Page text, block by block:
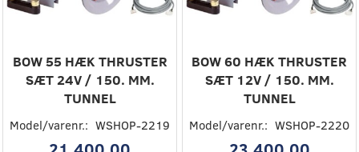
BOW 55 HÆK THRUSTER
SÆT 24V / 150. MM.
TUNNEL
Model/varenr.: WSHOP-2219
BOW 60 HÆK THRUSTER
SÆT 12V / 150. MM.
TUNNEL
Model/varenr.: WSHOP-2220